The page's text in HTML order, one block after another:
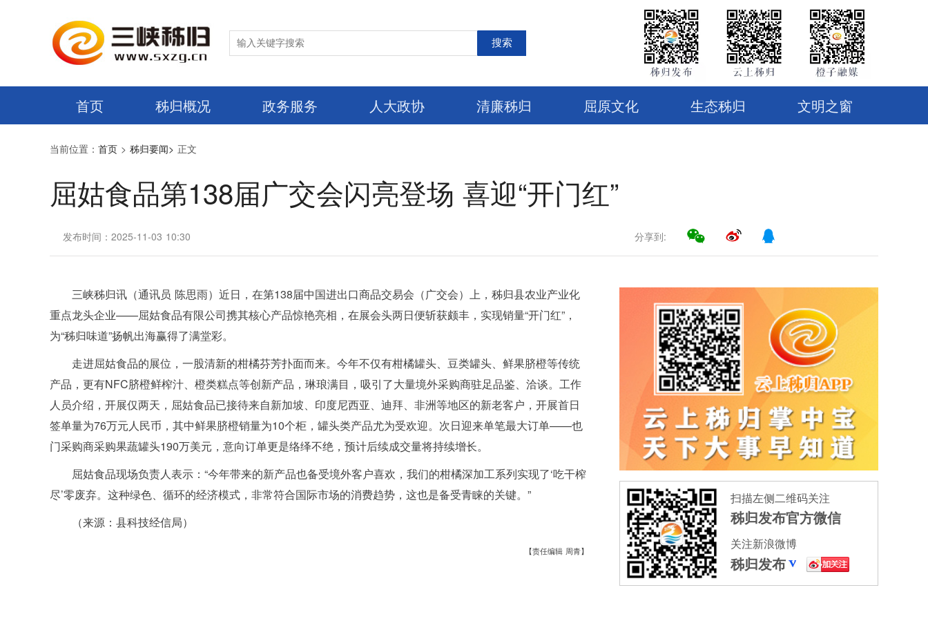
搜索
首页 秭归概况 政务服务 人大政协 清廉秭归 屈原文化 生态秭归 文明之窗
当前位置： 首页 > 秭归要闻> 正文
屈姑食品第138届广交会闪亮登场 喜迎“开门红”
发布时间：2025-11-03 10:30 分享到:
三峡秭归讯（通讯员 陈思雨）近日，在第138届中国进出口商品交易会（广交会）上，秭归县农业产业化
重点龙头企业——屈姑食品有限公司携其核心产品惊艳亮相，在展会头两日便斩获颇丰，实现销量“开门红”，
为“秭归味道”扬帆出海赢得了满堂彩。
走进屈姑食品的展位，一股清新的柑橘芬芳扑面而来。今年不仅有柑橘罐头、豆类罐头、鲜果脐橙等传统
产品，更有NFC脐橙鲜榨汁、橙类糕点等创新产品，琳琅满目，吸引了大量境外采购商驻足品鉴、洽谈。工作
人员介绍，开展仅两天，屈姑食品已接待来自新加坡、印度尼西亚、迪拜、非洲等地区的新老客户，开展首日
签单量为76万元人民币，其中鲜果脐橙销量为10个柜，罐头类产品尤为受欢迎。次日迎来单笔最大订单——也
门采购商采购果蔬罐头190万美元，意向订单更是络绎不绝，预计后续成交量将持续增长。
屈姑食品现场负责人表示：“今年带来的新产品也备受境外客户喜欢，我们的柑橘深加工系列实现了‘吃干榨
尽’零废弃。这种绿色、循环的经济模式，非常符合国际市场的消费趋势，这也是备受青睐的关键。”
（来源：县科技经信局）
【责任编辑 周青】
扫描左侧二维码关注
秭归发布官方微信
关注新浪微博
秭归发布